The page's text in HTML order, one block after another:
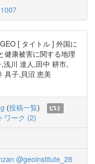
[ タイトル ] 外国に
健康被害に関する地理
浅川 達人,田中 耕市,
具子,貝沼 恵美
(投稿一覧)
2
ワーク (2)
@geoinstitute_28